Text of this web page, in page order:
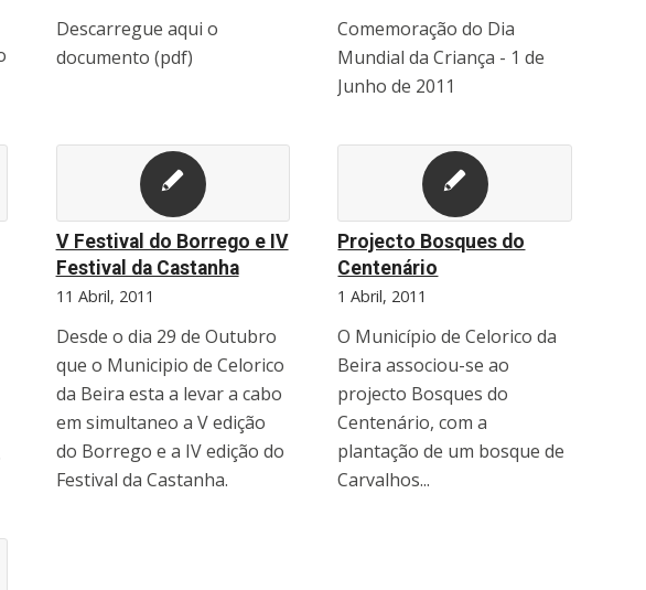
Descarregue aqui o
documento (pdf)
Comemoração do Dia
Mundial da Criança - 1 de
Junho de 2011
V Festival do Borrego e IV
Festival da Castanha
11 Abril, 2011
Desde o dia 29 de Outubro
que o Municipio de Celorico
da Beira esta a levar a cabo
em simultaneo a V edição
do Borrego e a IV edição do
Festival da Castanha.
Projecto Bosques do
Centenário
1 Abril, 2011
O Município de Celorico da
Beira associou-se ao
projecto Bosques do
Centenário, com a
plantação de um bosque de
Carvalhos...